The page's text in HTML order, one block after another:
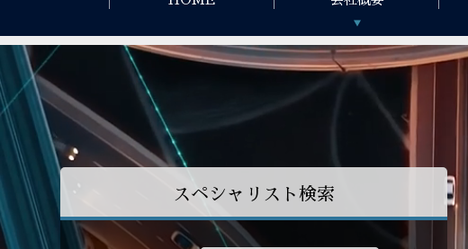
スペシャリスト検索